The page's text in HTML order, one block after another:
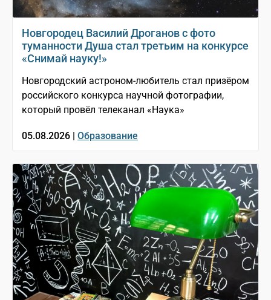
Новгородец Василий Дроганов с фото
туманности Душа стал третьим на конкурсе
«Снимай науку!»
Новгородский астроном-любитель стал призёром
российского конкурса научной фотографии,
который провёл телеканал «Наука»
05.08.2026 | Образование